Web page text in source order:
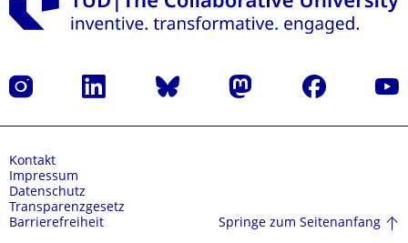
Instagram LinkedIn Bluesky Mastodon Facebook
Kontakt
Impressum
Datenschutz
Transparenzgesetz
Barrierefreiheit
Springe zum Seitenanfang